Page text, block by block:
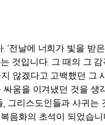
. ‘전날에 너희가 빛을 받
것입니다. 그 때의 그 감
않겠다고 고백했던 그
움을 이겨냈던 것을 생
그리스도인들과 사귀는
음화의 초석이 되었습니